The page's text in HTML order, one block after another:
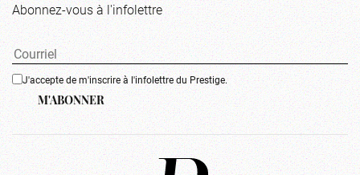
Abonnez-vous à l'infolettre
J'accepte de m'inscrire à l'infolettre du Prestige.
M'ABONNER